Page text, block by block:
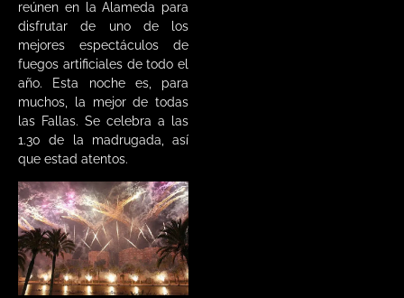
reúnen en la Alameda para
disfrutar de uno de los
mejores espectáculos de
fuegos artificiales de todo el
año. Esta noche es, para
muchos, la mejor de todas
las Fallas. Se celebra a las
1.30 de la madrugada, así
que estad atentos.